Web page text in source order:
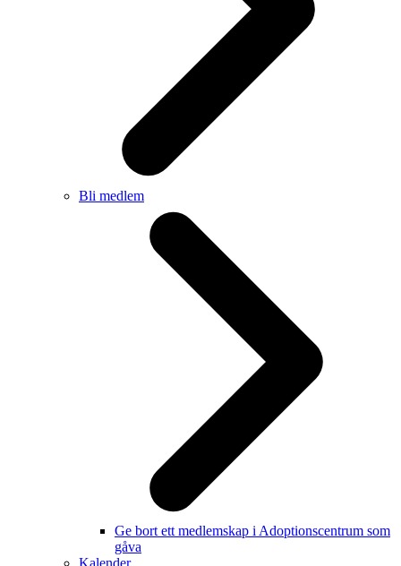
Bli medlem
Ge bort ett medlemskap i Adoptionscentrum som
gåva
Kalender